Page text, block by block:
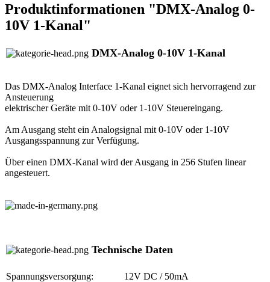
Produktinformationen "DMX-Analog 0-
10V 1-Kanal"
DMX-Analog 0-10V 1-Kanal
Das DMX-Analog Interface 1-Kanal eignet sich hervorragend zur
Ansteuerung
elektrischer Geräte mit 0-10V oder 1-10V Steuereingang.
Am Ausgang steht ein Analogsignal mit 0-10V oder 1-10V
Ausgangsspannung zur Verfügung.
Über einen DMX-Kanal wird der Ausgang in 256 Stufen linear
angesteuert.
Technische Daten
Spannungsversorgung: 12V DC / 50mA